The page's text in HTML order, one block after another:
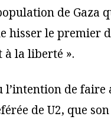
de Gaza
hisser le premier
à la liberté ».
de
de U2, que